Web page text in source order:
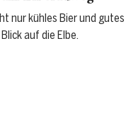
nur kühles Bier und gutes
auf die Elbe.